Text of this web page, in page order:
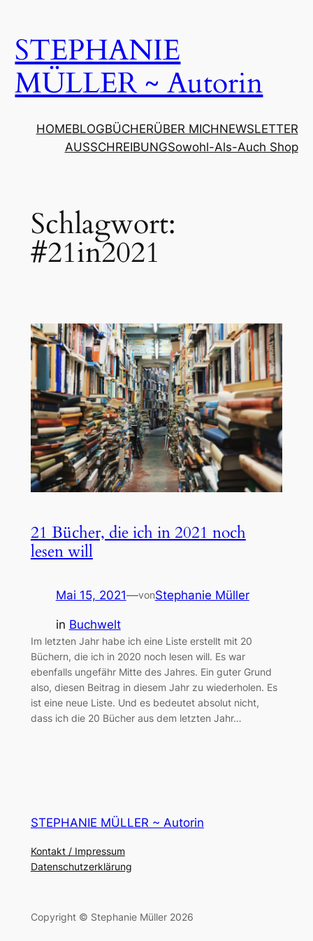
springen
STEPHANIE
MÜLLER ~ Autorin
HOMEBLOGBÜCHERÜBER MICHNEWSLETTER
AUSSCHREIBUNGSowohl-Als-Auch Shop
Schlagwort:
#21in2021
21 Bücher, die ich in 2021 noch
lesen will
Mai 15, 2021—vonStephanie Müller
in Buchwelt
Im letzten Jahr habe ich eine Liste erstellt mit 20
Büchern, die ich in 2020 noch lesen will. Es war
ebenfalls ungefähr Mitte des Jahres. Ein guter Grund
also, diesen Beitrag in diesem Jahr zu wiederholen. Es
ist eine neue Liste. Und es bedeutet absolut nicht,
dass ich die 20 Bücher aus dem letzten Jahr…
STEPHANIE MÜLLER ~ Autorin
Kontakt / Impressum
Datenschutzerklärung
Copyright © Stephanie Müller 2026